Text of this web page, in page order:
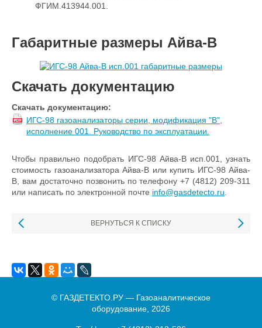
ФГИМ.413944.001.
Габаритные размеры Айва-В
Скачать документацию
Скачать документацию:
ИГС-98 газоанализаторы серии, модификация "В",
исполнение 001. Руководство по эксплуатации.
Чтобы правильно подобрать ИГС-98 Айва-В исп.001, узнать
стоимость газоанализатора Айва-В или купить ИГС-98 Айва-
В, вам достаточно позвонить по телефону +7 (4812) 209-311
или написать по электронной почте info@gasdetecto.ru
ВЕРНУТЬСЯ К СПИСКУ
© ГАЗДЕТЕКТО.РУ — Газоаналитическое
оборудование, 2026